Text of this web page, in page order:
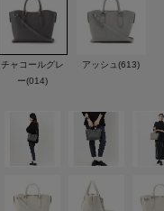
チャコールグレ
ー(014)
アッシュ(613)